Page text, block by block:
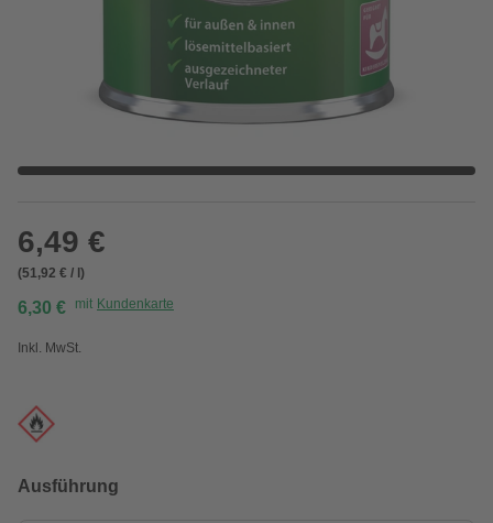
6,49 €
(51,92 € / l)
6,30 € mit Kundenkarte
Inkl. MwSt.
Ausführung